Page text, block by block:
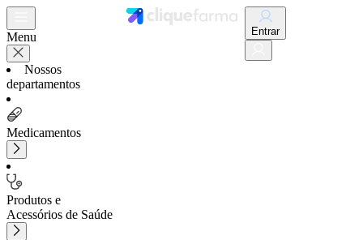
Menu
Nossos
departamentos
Medicamentos
Produtos e
Acessórios de Saúde
Entrar